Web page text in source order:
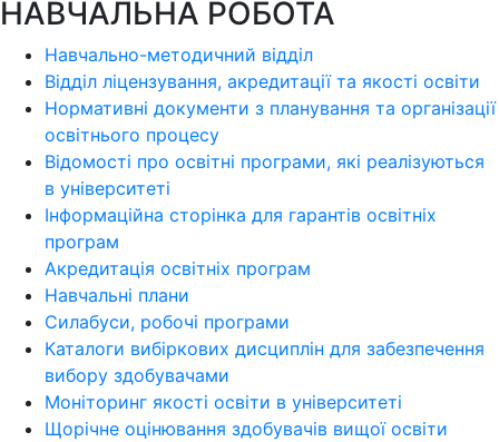
НАВЧАЛЬНА РОБОТА
Навчально-методичний відділ
Відділ ліцензування, акредитації та якості освіти
Нормативні документи з планування та організації
освітнього процесу
Відомості про освітні програми, які реалізуються
в університеті
Інформаційна сторінка для гарантів освітніх
програм
Акредитація освітніх програм
Навчальні плани
Силабуси, робочі програми
Каталоги вибіркових дисциплін для забезпечення
вибору здобувачами
Моніторинг якості освіти в університеті
Щорічне оцінювання здобувачів вищої освіти